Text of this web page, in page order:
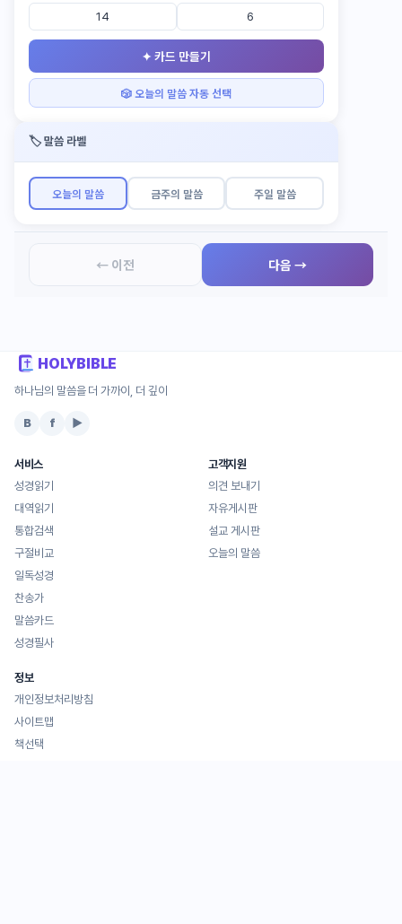
✦ 카드 만들기
🎲 오늘의 말씀 자동 선택
🏷️ 말씀 라벨
오늘의 말씀 금주의 말씀 주일 말씀
← 이전 다음 →
HOLYBIBLE
하나님의 말씀을 더 가까이, 더 깊이
B f ▶
서비스
성경읽기
대역읽기
통합검색
구절비교
일독성경
찬송가
말씀카드
성경필사
고객지원
의견 보내기
자유게시판
설교 게시판
오늘의 말씀
정보
개인정보처리방침
사이트맵
책선택